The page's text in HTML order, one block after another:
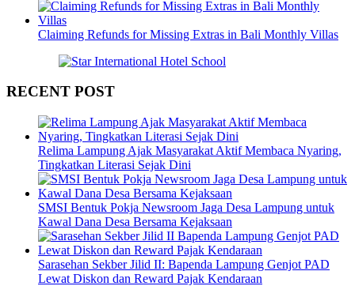
Claiming Refunds for Missing Extras in Bali Monthly Villas
RECENT POST
Relima Lampung Ajak Masyarakat Aktif Membaca Nyaring,
Tingkatkan Literasi Sejak Dini
SMSI Bentuk Pokja Newsroom Jaga Desa Lampung untuk
Kawal Dana Desa Bersama Kejaksaan
Sarasehan Sekber Jilid II: Bapenda Lampung Genjot PAD
Lewat Diskon dan Reward Pajak Kendaraan